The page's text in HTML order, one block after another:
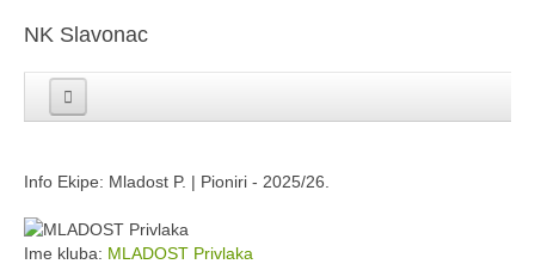
NK Slavonac
Juniori
Mlađi pioniri
Limači
Info Ekipe: Mladost P. | Pioniri - 2025/26.
Ime kluba: MLADOST Privlaka